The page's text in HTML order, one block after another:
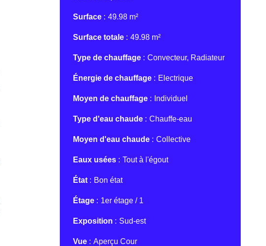
Surface 49.98 m²
Surface totale 49.98 m²
Type de chauffage Convecteur, Radiateur
Énergie de chauffage Electrique
Moyen de chauffage Individuel
Type d'eau chaude Chauffe-eau
Moyen d'eau chaude Collective
Eaux usées Tout à l'égout
État Bon état
Étage 1er étage / 1
Exposition Sud-est
Vue Aperçu Cour